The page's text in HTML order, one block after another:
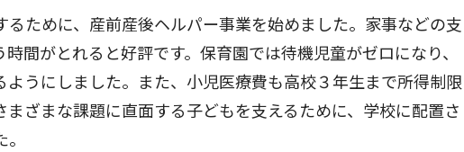
ために、産前産後ヘルパー事業を始めました。家事などの支
間がとれると好評です。保育園では待機児童がゼロになり、
うにしました。また、小児医療費も高校３年生まで所得制限
ざまな課題に直面する子どもを支えるために、学校に配置さ